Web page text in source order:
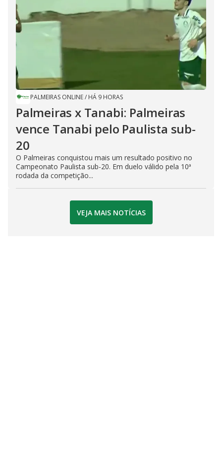
PALMEIRAS ONLINE/ HÁ 9 HORAS
Palmeiras x Tanabi: Palmeiras
vence Tanabi pelo Paulista sub-
20
O Palmeiras conquistou mais um resultado positivo no
Campeonato Paulista sub-20. Em duelo válido pela 10ª
rodada da competição...
VEJA MAIS NOTÍCIAS